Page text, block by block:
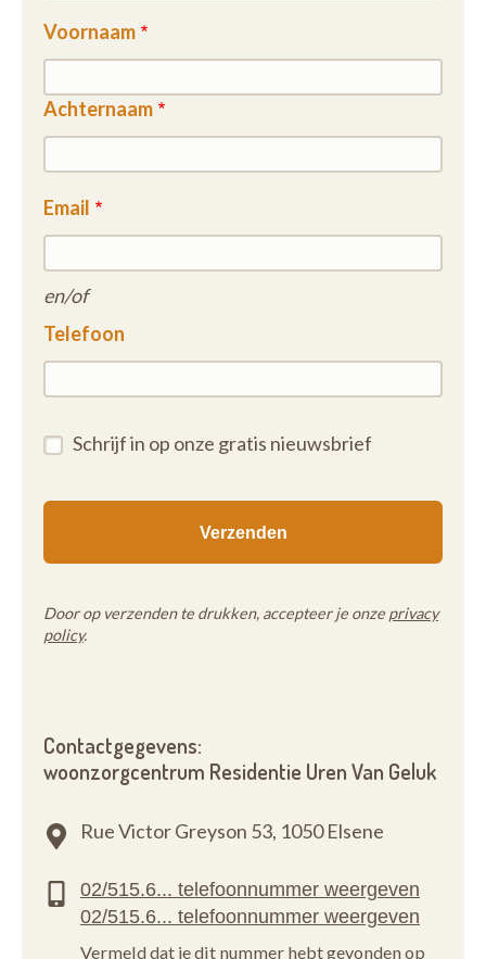
Voornaam
Achternaam
Email
en/of
Telefoon
Schrijf in op onze gratis nieuwsbrief
Door op verzenden te drukken, accepteer je onze privacy
policy.
Contactgegevens:
woonzorgcentrum Residentie Uren Van Geluk
Rue Victor Greyson 53, 1050 Elsene
Vermeld dat je dit nummer hebt gevonden op